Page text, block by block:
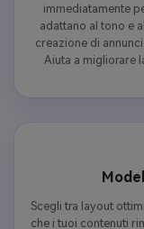
immediatamente
adattano al tono e
creazione di
Aiuta a migliorare
Scegli tra layout
che i tuoi contenuti